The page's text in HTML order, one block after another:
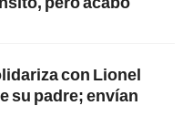
con Lionel
su padre; envían